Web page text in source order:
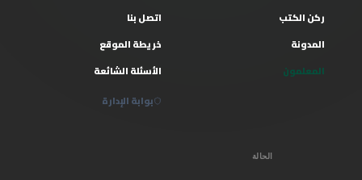
ركن الكتب
المدونة
المعلمون
اتصل بنا
خريطة الموقع
الأسئلة الشائعة
بوابة الإدارة
الحالة